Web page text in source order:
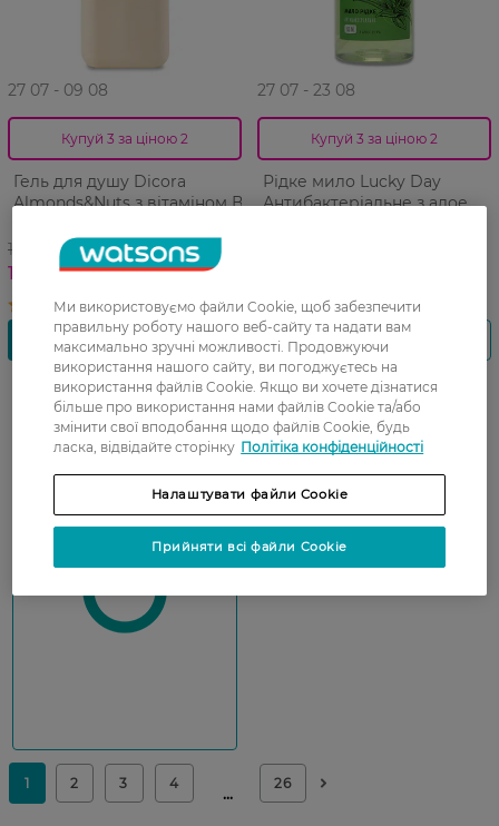
27 07 - 09 08
Купуй 3 за ціною 2
Гель для душу Dicora
Almonds&Nuts з вітаміном В
400 мл
179,99 ГРН
125,99 ГРН
27 07 - 23 08
Купуй 3 за ціною 2
Рідке мило Lucky Day
Антибактеріальне з алое
Показати ще
Ми використовуємо файли Cookie, щоб забезпечити
правильну роботу нашого веб-сайту та надати вам
максимально зручні можливості. Продовжуючи
використання нашого сайту, ви погоджуєтесь на
використання файлів Cookie. Якщо ви хочете дізнатися
більше про використання нами файлів Cookie та/або
змінити свої вподобання щодо файлів Cookie, будь
ласка, відвідайте сторінку Політіка конфіденційності
Налаштувати файли Cookie
Прийняти всі файли Cookie